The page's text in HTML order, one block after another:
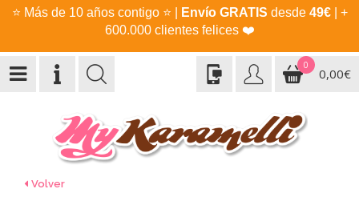
⭐ Más de 10 años contigo ⭐ Envío GRATIS desde 49€| +
600.000 clientes felices ❤️
0
0,00€
Volver